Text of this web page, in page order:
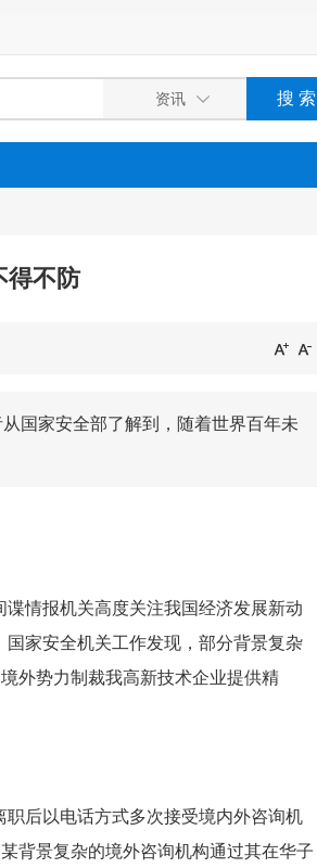
得不防
国家安全部了解到，随着世界百年未
情报机关高度关注我国经济发展新动
家安全机关工作发现，部分背景复杂
外势力制裁我高新技术企业提供精
后以电话方式多次接受境内外咨询机
背景复杂的境外咨询机构通过其在华子